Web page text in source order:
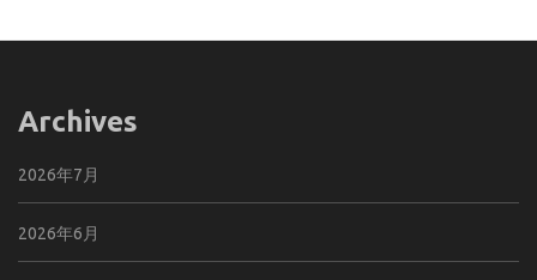
ー
ン
Archives
2026年7月
2026年6月